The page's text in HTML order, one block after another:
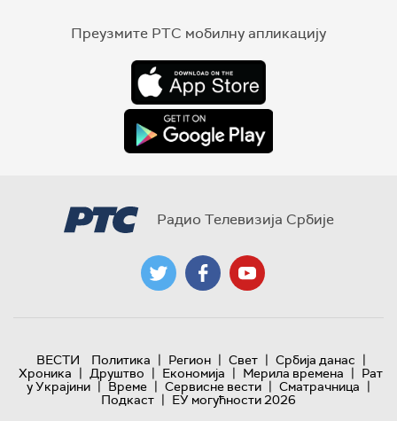
Преузмите РТС мобилну апликацију
Радио Телевизија Србије
ВЕСТИ Политика | Регион | Свет | Србија данас |
Хроника | Друштво | Економија | Мерила времена | Рат
у Украјини | Време | Сервисне вести | Сматрачница |
Подкаст | ЕУ могућности 2026